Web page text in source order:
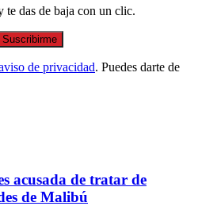
te das de baja con un clic.
Suscribirme
de privacidad. Puedes darte de
acusada de tratar de
de Malibú